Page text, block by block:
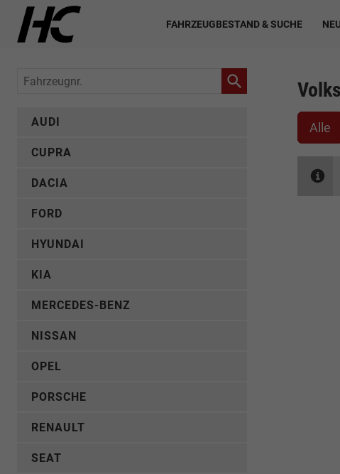
FAHRZEUGBESTAND & SUCHE
Alle
Fahrzeugnr.
AUDI
CUPRA
DACIA
FORD
HYUNDAI
KIA
MERCEDES-BENZ
NISSAN
OPEL
PORSCHE
RENAULT
SEAT